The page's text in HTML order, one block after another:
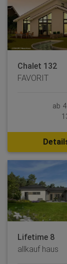
Chalet 132
FAVORIT
ab
Lifetime 8
allkauf haus